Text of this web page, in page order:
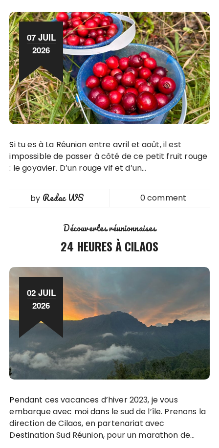
07 JUIL
2026
Si tu es à La Réunion entre avril et août, il est
impossible de passer à côté de ce petit fruit rouge
: le goyavier. D’un rouge vif et d’un…
by Redac WS 0 comment
Découvertes réunionnaises
24 HEURES À CILAOS
02 JUIL
2026
Pendant ces vacances d’hiver 2023, je vous
embarque avec moi dans le sud de l’île. Prenons la
direction de Cilaos, en partenariat avec
Destination Sud Réunion, pour un marathon de…